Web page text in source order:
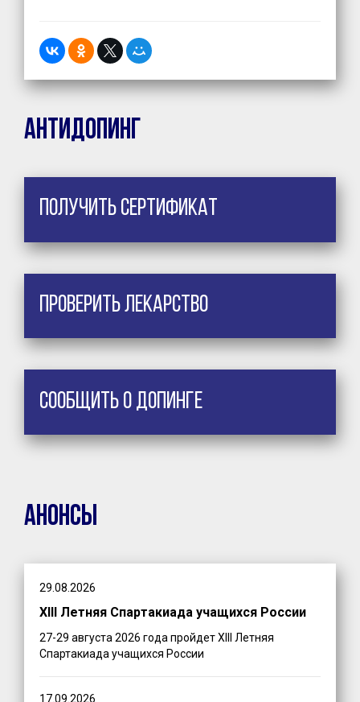
Антидопинг
Получить сертификат
Проверить лекарство
Сообщить о допинге
Анонсы
29.08.2026
XIII Летняя Спартакиада учащихся России
27-29 августа 2026 года пройдет XIII Летняя
Спартакиада учащихся России
17.09.2026